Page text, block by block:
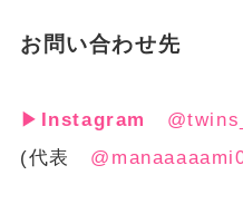
お問い合わせ先
▶ Instagram
(代表